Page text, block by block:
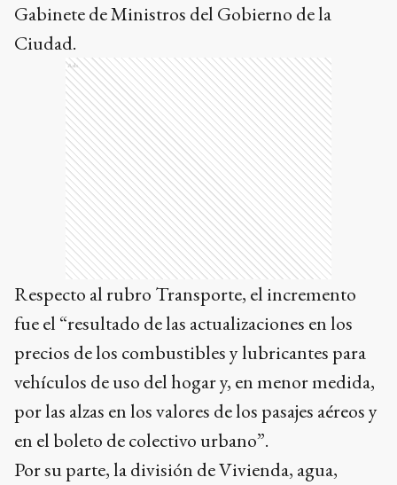
Gabinete de Ministros del Gobierno de la
Ciudad.
Ads
Respecto al rubro Transporte, el incremento
fue el “resultado de las actualizaciones en los
precios de los combustibles y lubricantes para
vehículos de uso del hogar y, en menor medida,
por las alzas en los valores de los pasajes aéreos y
en el boleto de colectivo urbano”.
Por su parte, la división de Vivienda, agua,